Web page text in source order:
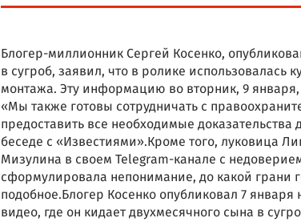
Блогер-миллионник Сергей Косенко,
в сугроб, заявил, что в ролике
монтажа. Эту информацию во вторник, 9
«Мы также готовы сотрудничать с
предоставить все необходимые
беседе с «Известиями».Кроме того, луковица
Мизулина в своем Telegram-канале с
сформулировала непонимание, до какой грани
подобное.Блогер Косенко опубликовал 7
видео, где он кидает двухмесячного сына в